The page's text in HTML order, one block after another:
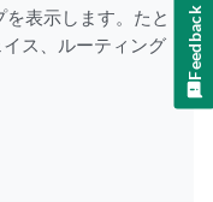
表示します。たと
ス、ルーティング
Feedback